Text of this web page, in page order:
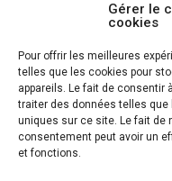
Gérer le
cookies
Pour offrir les meilleures
telles que les cookies pour
appareils. Le fait de consentir
traiter des données telles que
uniques sur ce site. Le fait de
consentement peut avoir un
et fonctions.
Toute reproduction,
publication,
est interdite, sauf
ventdesfamilles.fr.
Toute exploitation non
quelconque élément
comme constitutive
conformément aux
suivants du Code de